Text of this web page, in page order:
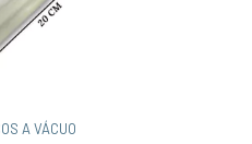
A VÁCUO